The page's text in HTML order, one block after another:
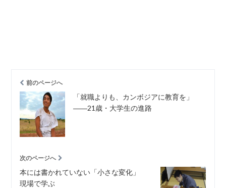
前のページへ
「就職よりも、カンボジアに教育を」
――21歳・大学生の進路
次のページへ
本には書かれていない「小さな変化」
現場で学ぶ